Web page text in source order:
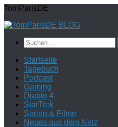
Zum
springen
TomParisDE
Suchen
nach:
Startseite
Tagebuch
Podcast
Gaming
Diablo 4
StarTrek
Serien & Filme
Neues aus dem Netz